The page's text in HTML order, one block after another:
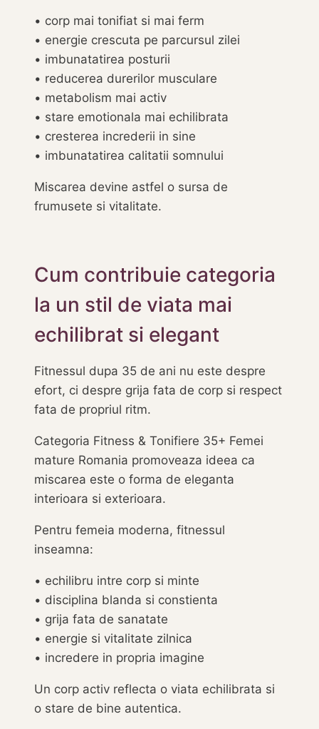
• corp mai tonifiat si mai ferm
• energie crescuta pe parcursul zilei
• imbunatatirea posturii
• reducerea durerilor musculare
• metabolism mai activ
• stare emotionala mai echilibrata
• cresterea increderii in sine
• imbunatatirea calitatii somnului
Miscarea devine astfel o sursa de
frumusete si vitalitate.
Cum contribuie categoria
la un stil de viata mai
echilibrat si elegant
Fitnessul dupa 35 de ani nu este despre
efort, ci despre grija fata de corp si respect
fata de propriul ritm.
Categoria Fitness & Tonifiere 35+ Femei
mature Romania promoveaza ideea ca
miscarea este o forma de eleganta
interioara si exterioara.
Pentru femeia moderna, fitnessul
inseamna:
• echilibru intre corp si minte
• disciplina blanda si constienta
• grija fata de sanatate
• energie si vitalitate zilnica
• incredere in propria imagine
Un corp activ reflecta o viata echilibrata si
o stare de bine autentica.